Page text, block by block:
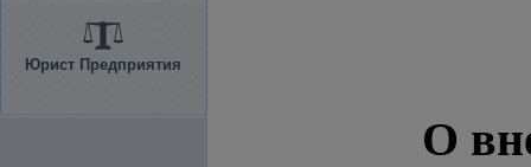
Юрист Предприятия
О